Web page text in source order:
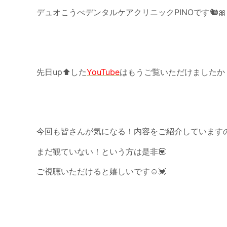
デュオこうべデンタルケアクリニックPINOです🐿🎀
先日up⬆️したYouTubeはもうご覧いただけましたか
今回も皆さんが気になる！内容をご紹介しています
まだ観ていない！という方は是非💟
ご視聴いただけると嬉しいです☺️💓